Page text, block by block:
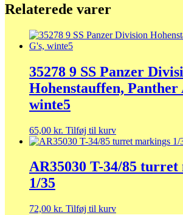
Relaterede varer
35278 9 SS Panzer
Hohenstauffen, Panther
winte5
65,00 kr. Tilføj til kurv
AR35030 T-34/85
1/35
72,00 kr. Tilføj til kurv